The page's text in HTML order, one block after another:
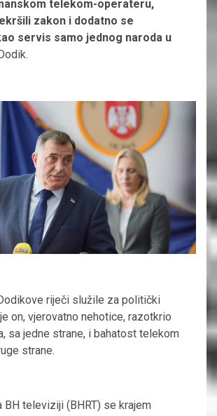
telekom-operateru,
zakon i dodatno se
servis samo jednog naroda u
riječi služile za politički
on, vjerovatno nehotice, razotkrio
sa jedne strane, i bahatost telekom
strane.
BH televiziji (BHRT) se krajem